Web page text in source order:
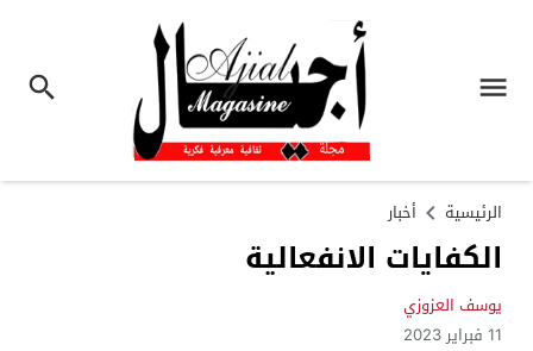
الرئيسية أخبار
الكفايات الانفعالية
يوسف العزوزي
11 فبراير 2023